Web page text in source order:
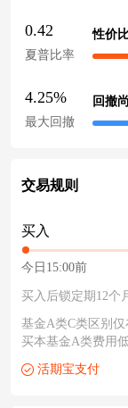
0.42
夏普比率
性价
4.25%
最大回撤
回撤
交易规则
买入
今日15:00前
买入后锁定期12个
基金A类C类区别
买本基金A类费用低
活期宝支付